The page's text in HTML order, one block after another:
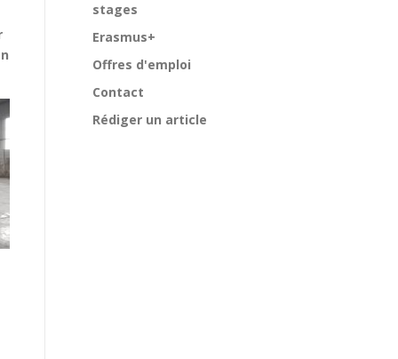
stages
Erasmus+
Offres d'emploi
Contact
Rédiger un article